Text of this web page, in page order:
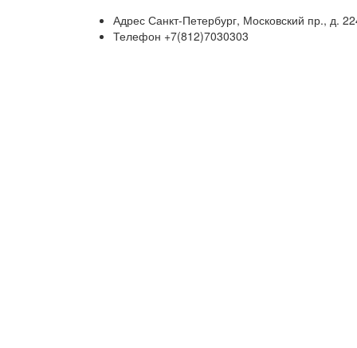
Адрес Санкт-Петербург, Московский пр., д.
Телефон +7(812)7030303